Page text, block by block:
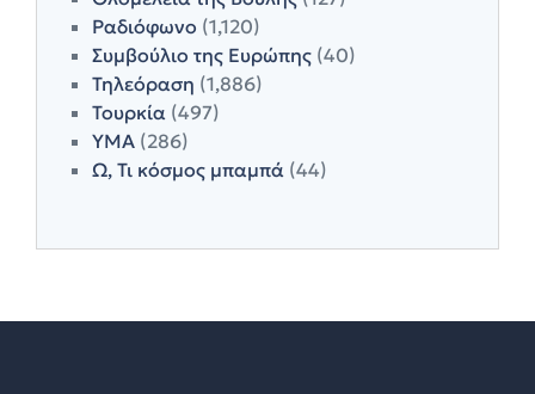
Ραδιόφωνο (1,120)
Συμβούλιο της Ευρώπης (40)
Τηλεόραση (1,886)
Τουρκία (497)
ΥΜΑ (286)
Ω, Τι κόσμος μπαμπά (44)